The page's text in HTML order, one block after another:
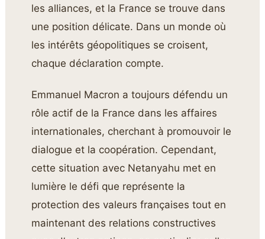
les alliances, et la France se trouve dans
une position délicate. Dans un monde où
les intérêts géopolitiques se croisent,
chaque déclaration compte.
Emmanuel Macron a toujours défendu un
rôle actif de la France dans les affaires
internationales, cherchant à promouvoir le
dialogue et la coopération. Cependant,
cette situation avec Netanyahu met en
lumière le défi que représente la
protection des valeurs françaises tout en
maintenant des relations constructives